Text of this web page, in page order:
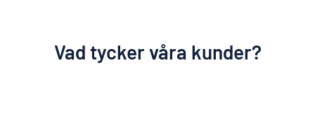
Vad tycker våra kunder?